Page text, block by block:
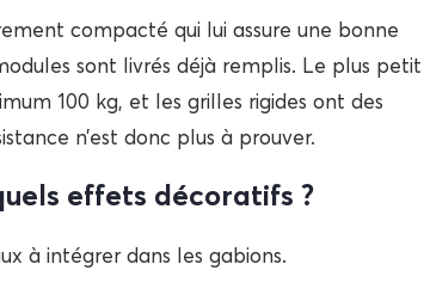
compacté qui lui assure une bonne
sont livrés déjà remplis. Le plus petit
100 kg, et les grilles rigides ont des
n’est donc plus à prouver.
effets décoratifs ?
à intégrer dans les gabions.